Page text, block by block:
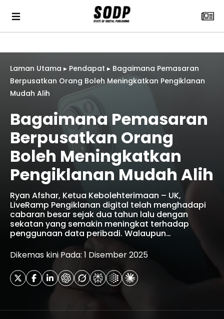
Laman Utama ▸ Pendapat ▸ Bagaimana Pemasaran
Berpusatkan Orang Boleh Meningkatkan Pengiklanan
Mudah Alih
Bagaimana Pemasaran
Berpusatkan Orang
Boleh Meningkatkan
Pengiklanan Mudah Alih
Ryan Afshar, Ketua Kebolehterimaan – UK,
LiveRamp Pengiklanan digital telah menghadapi
cabaran besar sejak dua tahun lalu dengan
sekatan yang semakin meningkat terhadap
penggunaan data peribadi. Walaupun…
Dikemas kini Pada: 1 Disember 2025